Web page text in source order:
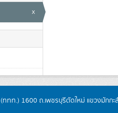
x
ททท.) 1600 ถ.เพชรบุรีตัดใหม่ แขวงมักก